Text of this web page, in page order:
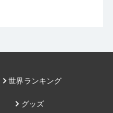
世界ランキング
グッズ